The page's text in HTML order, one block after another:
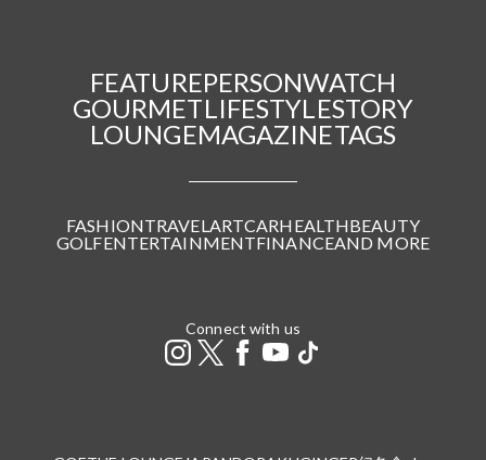
FEATUREPERSONWATCH
GOURMETLIFESTYLESTORY
LOUNGEMAGAZINETAGS
FASHIONTRAVELARTCARHEALTHBEAUTY
GOLFENTERTAINMENTFINANCEAND MORE
Connect with us